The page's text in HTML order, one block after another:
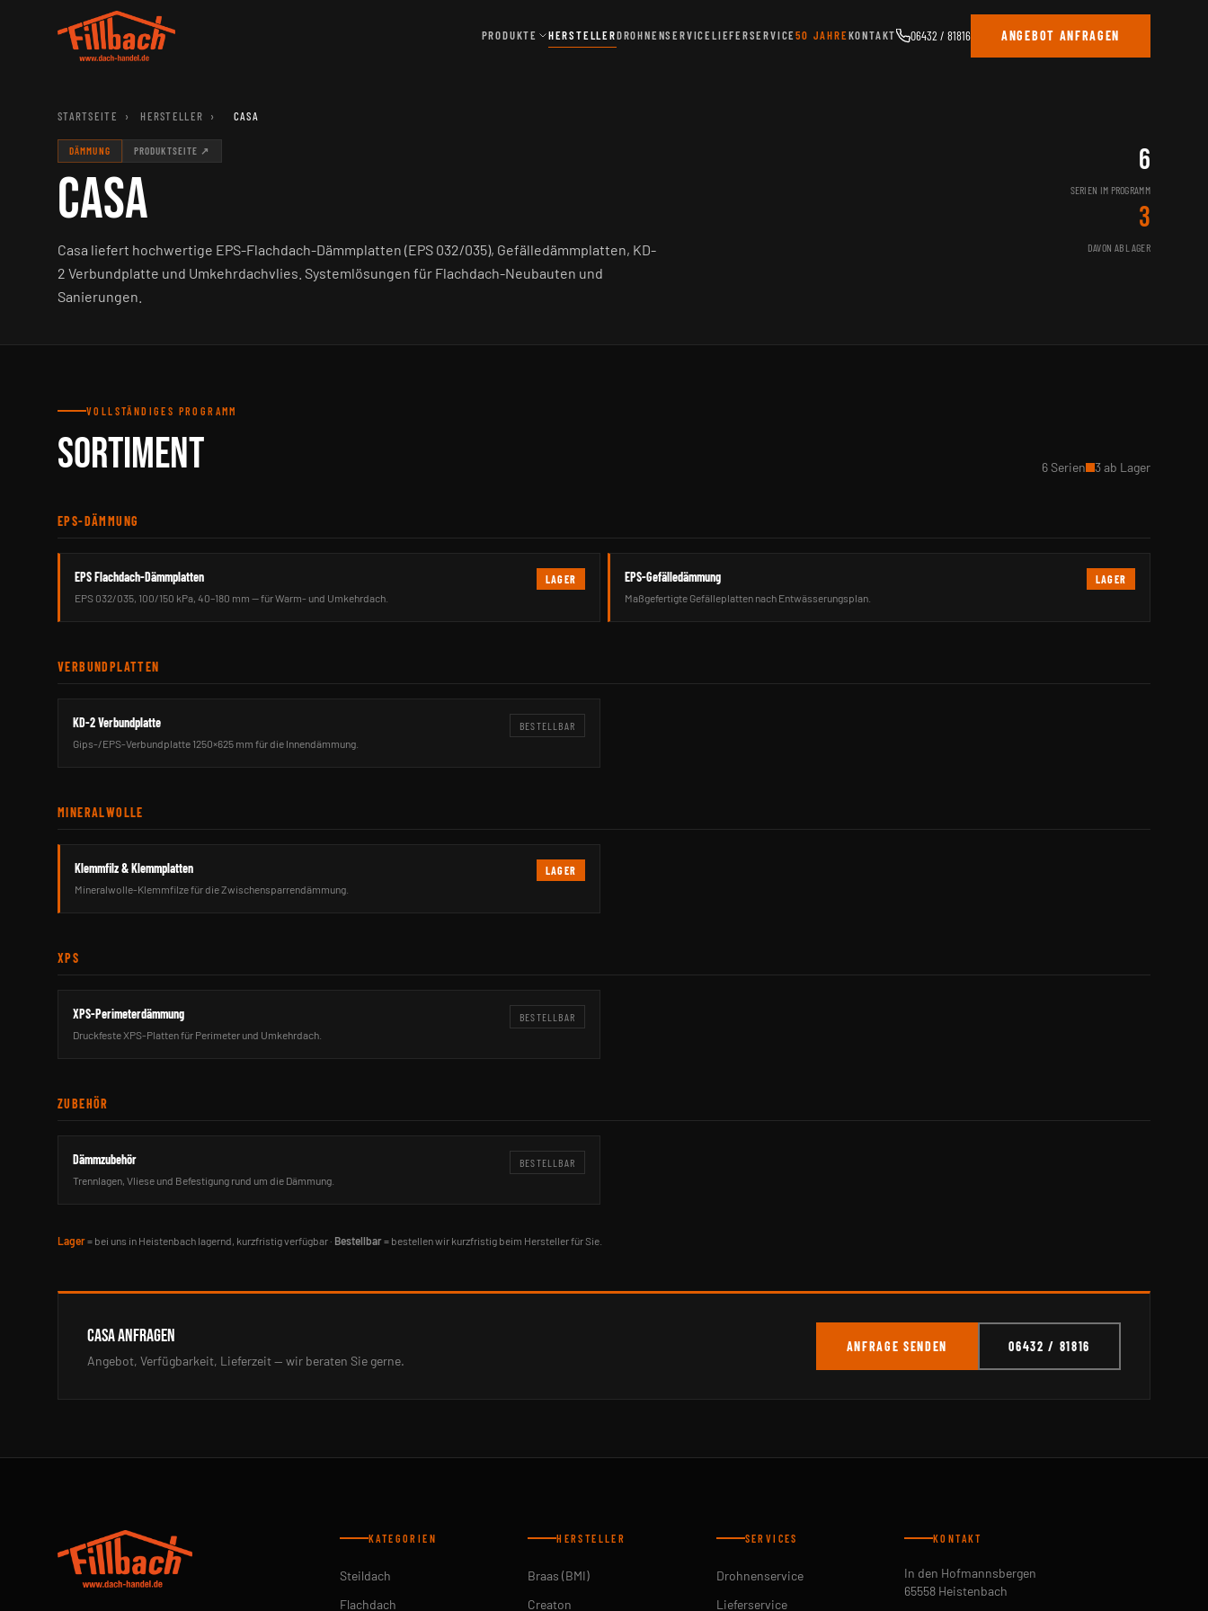
PRODUKTE HERSTELLERDROHNENSERVICELIEFERSERVICE50 JAHREKONTAKT 06432 / 81816 ANGEBOT ANFRAGEN
STARTSEITE › HERSTELLER › CASA
DÄMMUNG PRODUKTSEITE ↗
CASA
Casa liefert hochwertige EPS-Flachdach-Dämmplatten (EPS 032/035), Gefälledämmplatten, KD-
2 Verbundplatte und Umkehrdachvlies. Systemlösungen für Flachdach-Neubauten und
Sanierungen.
6
SERIEN IM PROGRAMM
3
DAVON AB LAGER
VOLLSTÄNDIGES PROGRAMM
SORTIMENT 6 Serien 3 ab Lager
EPS-DÄMMUNG
EPS Flachdach-Dämmplatten
EPS 032/035, 100/150 kPa, 40–180 mm — für Warm- und Umkehrdach.
LAGER EPS-Gefälledämmung
Maßgefertigte Gefälleplatten nach Entwässerungsplan.
LAGER
VERBUNDPLATTEN
KD-2 Verbundplatte
Gips-/EPS-Verbundplatte 1250×625 mm für die Innendämmung.
BESTELLBAR
MINERALWOLLE
Klemmfilz & Klemmplatten
Mineralwolle-Klemmfilze für die Zwischensparrendämmung.
LAGER
XPS
XPS-Perimeterdämmung
Druckfeste XPS-Platten für Perimeter und Umkehrdach.
BESTELLBAR
ZUBEHÖR
Dämmzubehör
Trennlagen, Vliese und Befestigung rund um die Dämmung.
BESTELLBAR
Lager= bei uns in Heistenbach lagernd, kurzfristig verfügbar · Bestellbar= bestellen wir kurzfristig beim Hersteller für Sie.
CASA ANFRAGEN
Angebot, Verfügbarkeit, Lieferzeit — wir beraten Sie gerne.
ANFRAGE SENDEN 06432 / 81816
KATEGORIEN
Steildach
Flachdach
HERSTELLER
Braas (BMI)
Creaton
SERVICES
Drohnenservice
Lieferservice
KONTAKT
In den Hofmannsbergen
65558 Heistenbach